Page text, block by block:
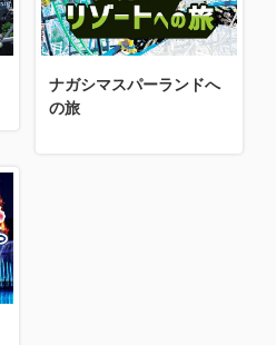
ナガシマスパーランドへ
の旅